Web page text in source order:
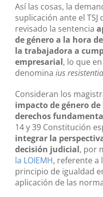
Así las cosas, la
suplicación ante el TSJ
revisado la sentencia
de género a la hora
la trabajadora a
empresarial, lo que
denomina ius
Consideran los
impacto de género
derechos
14 y 39 Constitución
integrar la
decisión judicial, por
la LOIEMH, referente a
principio de igualdad
aplicación de las